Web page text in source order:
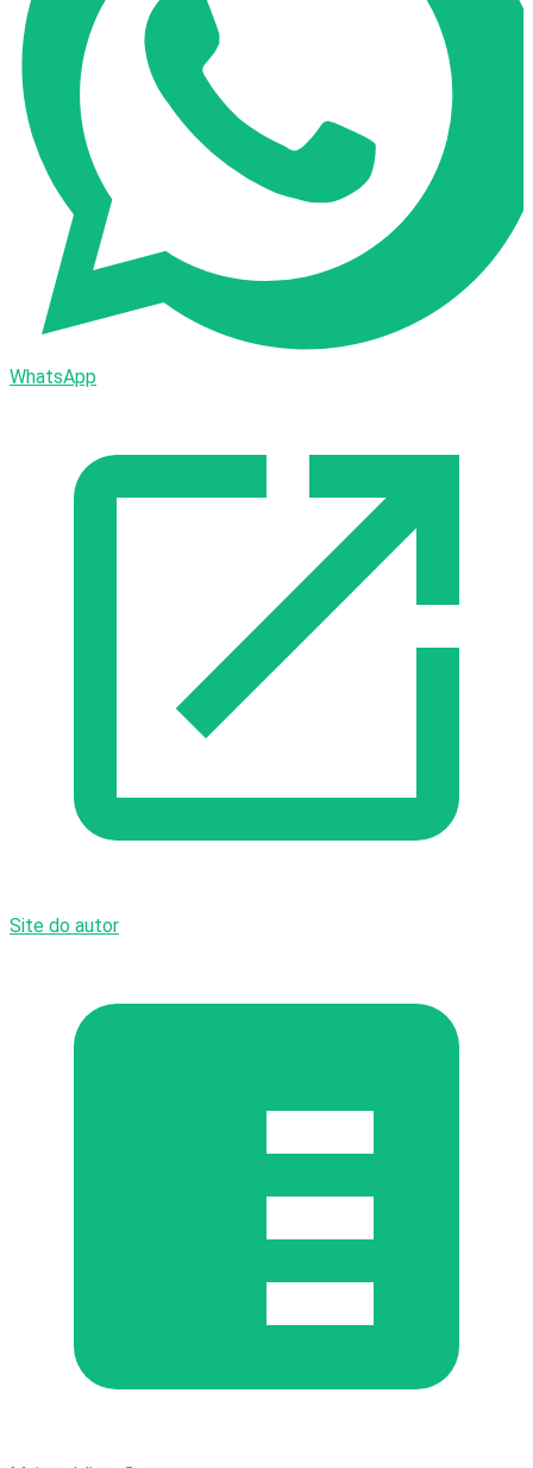
WhatsApp
Site do autor